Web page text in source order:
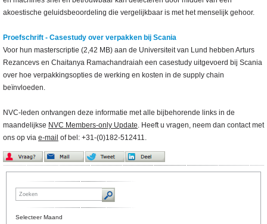
akoestische geluidsbeoordeling die vergelijkbaar is met het menselijk gehoor.
Proefschrift - Casestudy over verpakken bij Scania
Voor hun masterscriptie (2,42 MB) aan de Universiteit van Lund hebben Arturs
Rezancevs en Chaitanya Ramachandraiah een casestudy uitgevoerd bij Scania
over hoe verpakkingsopties de werking en kosten in de supply chain
beïnvloeden.
NVC-leden ontvangen deze informatie met alle bijbehorende links in de
maandelijkse NVC Members-only Update. Heeft u vragen, neem dan contact met
ons op via e-mail of bel: +31-(0)182-512411.
Selecteer Maand